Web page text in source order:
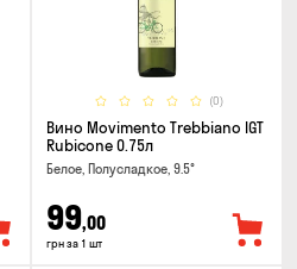
(0)
Вино Movimento Trebbiano IGT
Rubicone 0.75л
Белое, Полусладкое, 9.5°
99,00
грн за 1 шт